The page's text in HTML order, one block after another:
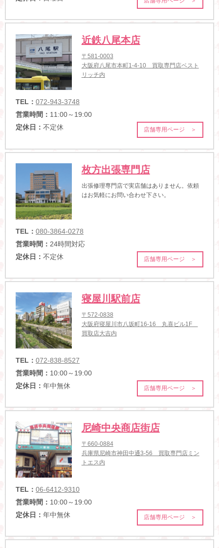
近鉄八尾本店
〒581-0003
大阪府八尾市本町1-4-10 買取専門店ベスト
リッチ内
TEL： 072-943-3748
営業時間： 11:00～19:00
定休日： 不定休 店舗専用ページ ＞
枚方出張専門店
出張修理専門店で実店舗はありません。依頼
はお気軽にお問い合わせ下さい。
TEL： 080-3864-0278
営業時間： 24時間対応
定休日： 不定休 店舗専用ページ ＞
寝屋川駅前店
〒572-0838
大阪府寝屋川市八坂町16-16 丸喜ビル1F
買取店大吉内
TEL： 072-838-8527
営業時間： 10:00～19:00
定休日： 年中無休 店舗専用ページ ＞
尼崎中央商店街店
〒660-0884
兵庫県尼崎市神田中通3-56 買取専門店ミン
トエス内
TEL： 06-6412-9310
営業時間： 10:00～19:00
定休日： 年中無休 店舗専用ページ ＞